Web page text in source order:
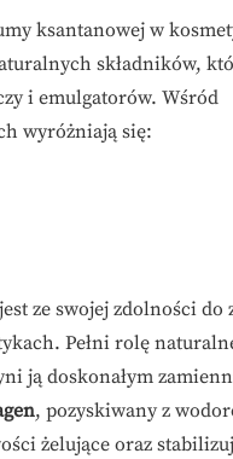
ksantanowej w
składników,
i emulgatorów. Wśród
wyróżniają się:
ze swojej zdolności do
Pełni rolę
ją doskonałym
, pozyskiwany z
żelujące oraz